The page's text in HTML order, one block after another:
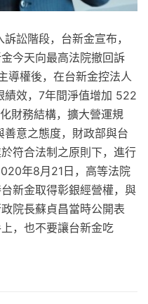
訟階段，台新金宣布，
今天向最高法院撤回訴
導權後，在台新金控法人
績效，7年間淨值增加 522
財務結構，擴大營運規
意之態度，財政部與台
符合法制之原則下，進行
年8月21日，高等法院
新金取得彰銀經營權，與
院長蘇貞昌當時公開表
，也不要讓台新金吃